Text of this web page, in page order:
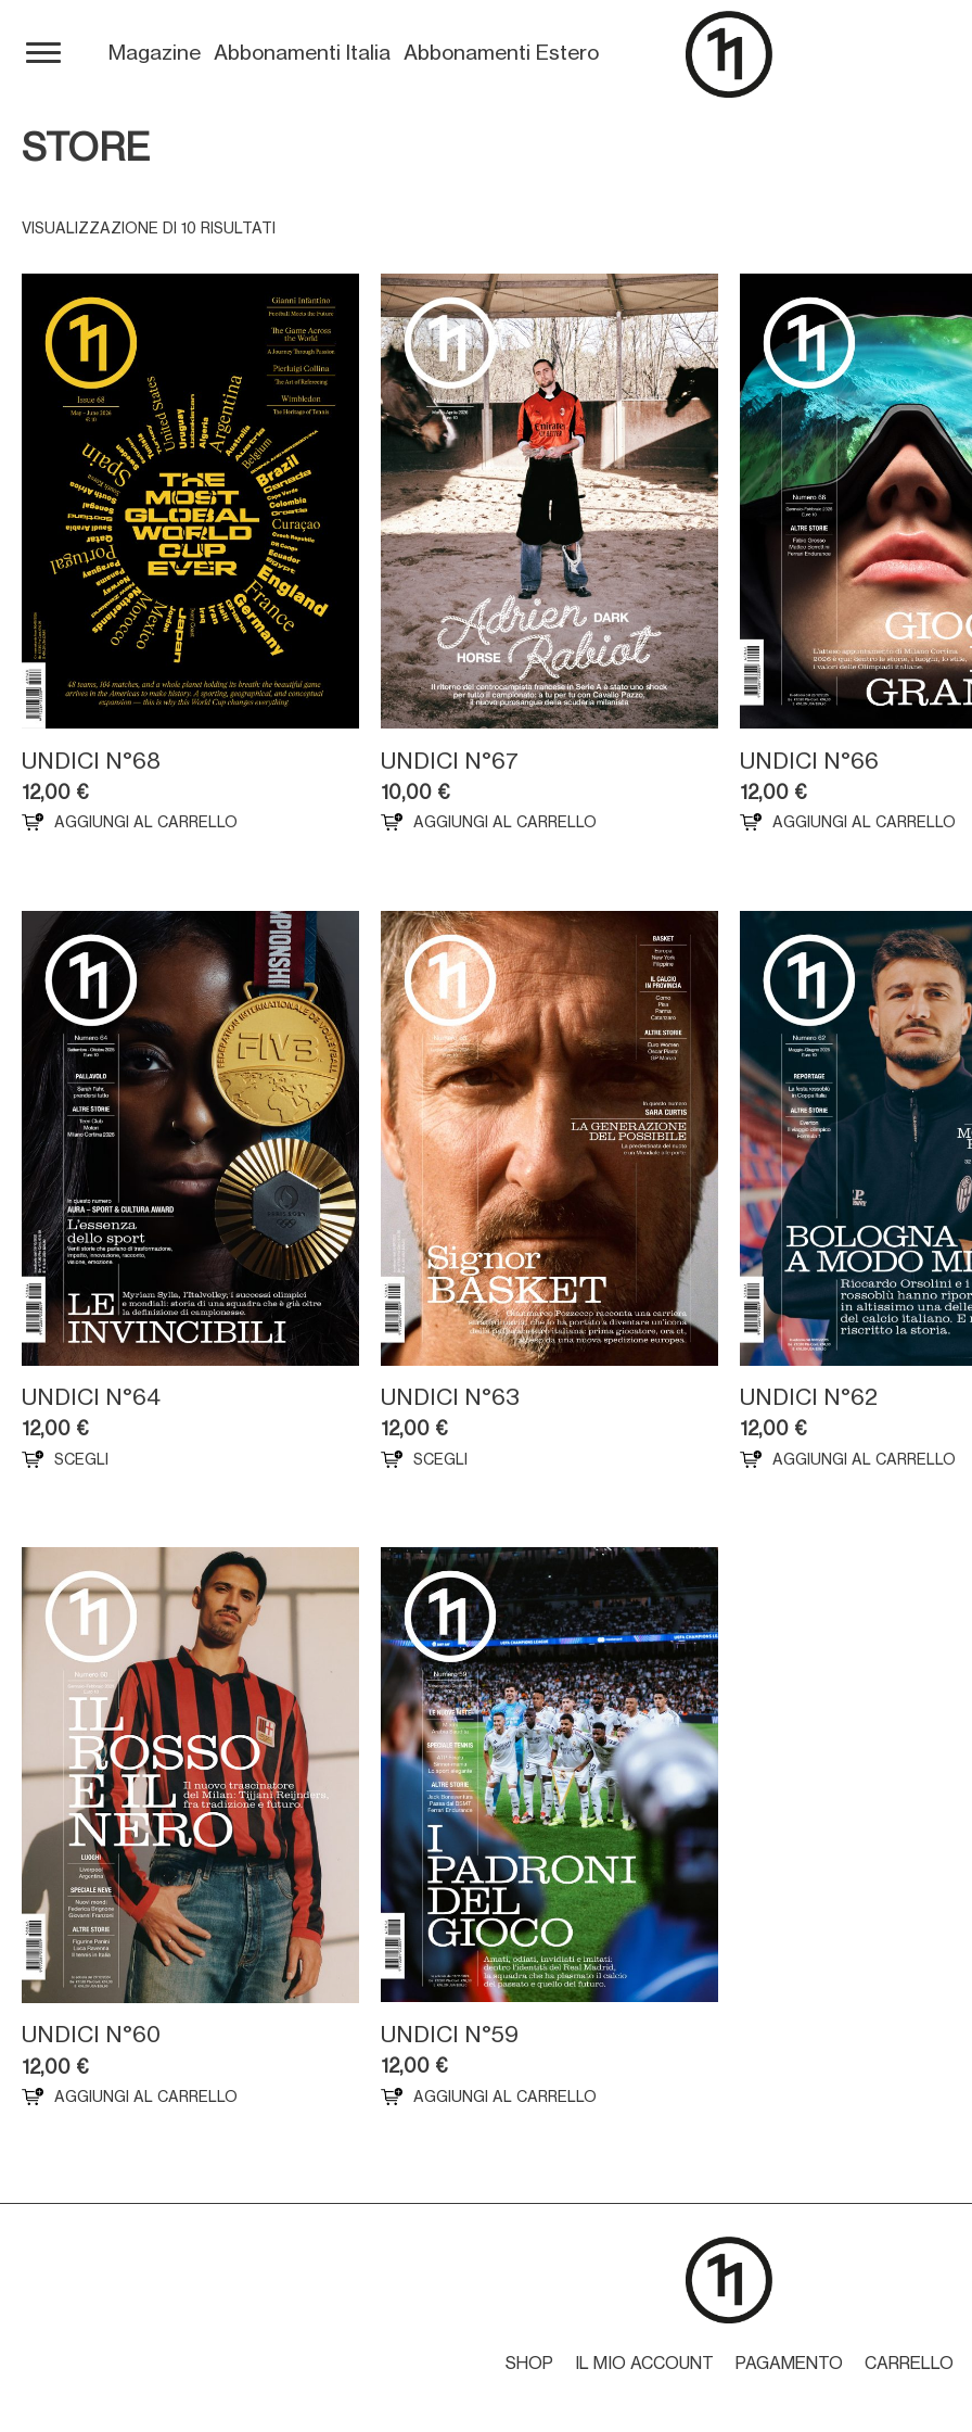
Magazine Abbonamenti Italia Abbonamenti Estero
STORE
VISUALIZZAZIONE DI 10 RISULTATI
UNDICI N°68
12,00 €
AGGIUNGI AL CARRELLO
UNDICI N°67
10,00 €
AGGIUNGI AL CARRELLO
UNDICI N°66
12,00 €
AGGIUNGI AL CARRELLO
UNDICI N°64
12,00 €
SCEGLI
UNDICI N°63
12,00 €
SCEGLI
UNDICI N°62
12,00 €
AGGIUNGI AL CARRELLO
UNDICI N°60
12,00 €
AGGIUNGI AL CARRELLO
UNDICI N°59
12,00 €
AGGIUNGI AL CARRELLO
SHOP IL MIO ACCOUNT PAGAMENTO CARRELLO